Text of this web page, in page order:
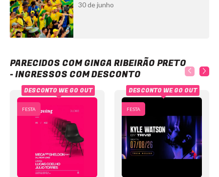
30 de junho
PARECIDOS COM GINGA RIBEIRÃO PRETO
- INGRESSOS COM DESCONTO
FESTA
DESCONTO WE GO OUT
FESTA
DESCONTO WE GO OUT